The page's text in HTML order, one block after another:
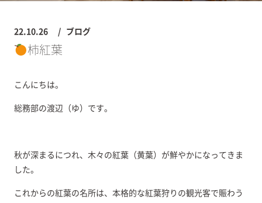
22.10.26 ブログ
柿紅葉
こんにちは。
総務部の渡辺（ゆ）です。
秋が深まるにつれ、木々の紅葉（黄葉）が鮮やかになってきま
した。
これからの紅葉の名所は、本格的な紅葉狩りの観光客で賑わう